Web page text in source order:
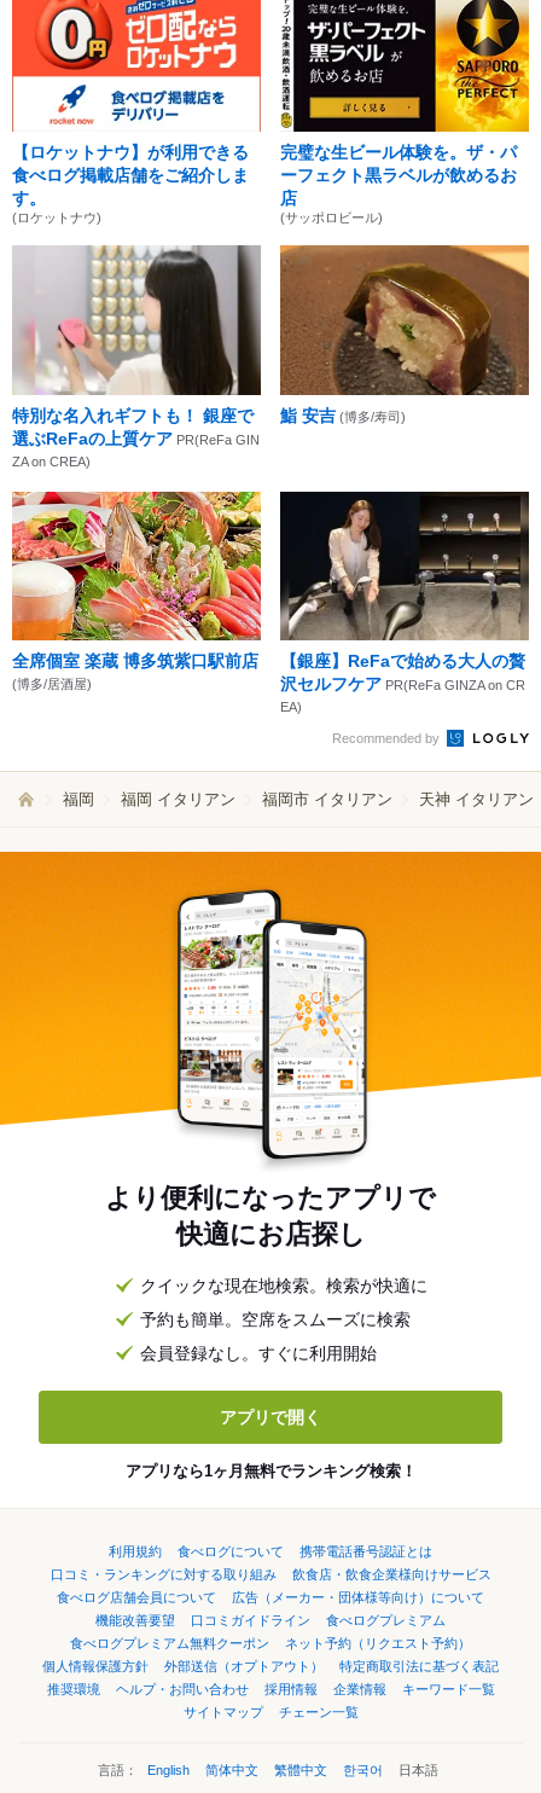
【ロケットナウ】が利用できる
食べログ掲載店舗をご紹介しま
す。
(ロケットナウ)
完璧な生ビール体験を。ザ・パ
ーフェクト黒ラベルが飲めるお
店
(サッポロビール)
特別な名入れギフトも！ 銀座で
選ぶReFaの上質ケア PR(ReFa GIN
ZA on CREA)
鮨 安吉 (博多/寿司)
全席個室 楽蔵 博多筑紫口駅前店
(博多/居酒屋)
【銀座】ReFaで始める大人の贅
沢セルフケア PR(ReFa GINZA on CR
EA)
Recommended by
福岡 福岡 イタリアン 福岡市 イタリアン 天神 イタリアン
より便利になったアプリで
快適にお店探し
クイックな現在地検索。検索が快適に
予約も簡単。空席をスムーズに検索
会員登録なし。すぐに利用開始
アプリで開く
アプリなら1ヶ月無料でランキング検索！
利用規約 食べログについて
携帯電話番号認証とは
口コミ・ランキングに対する取り組み
飲食店・飲食企業様向けサービス
食べログ店舗会員について
広告（メーカー・団体様等向け）について
機能改善要望
口コミガイドライン
食べログプレミアム
食べログプレミアム無料クーポン
ネット予約（リクエスト予約）
個人情報保護方針
外部送信（オプトアウト）
特定商取引法に基づく表記
推奨環境
ヘルプ・お問い合わせ 採用情報 企業情報
キーワード一覧
サイトマップ
チェーン一覧
言語： English 简体中文 繁體中文 한국어 日本語